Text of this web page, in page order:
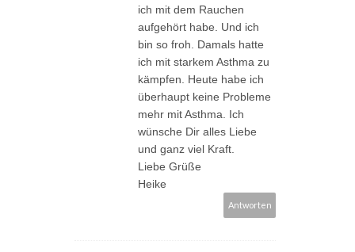
ich mit dem Rauchen
aufgehört habe. Und ich
bin so froh. Damals hatte
ich mit starkem Asthma zu
kämpfen. Heute habe ich
überhaupt keine Probleme
mehr mit Asthma. Ich
wünsche Dir alles Liebe
und ganz viel Kraft.
Liebe Grüße
Heike
Antworten